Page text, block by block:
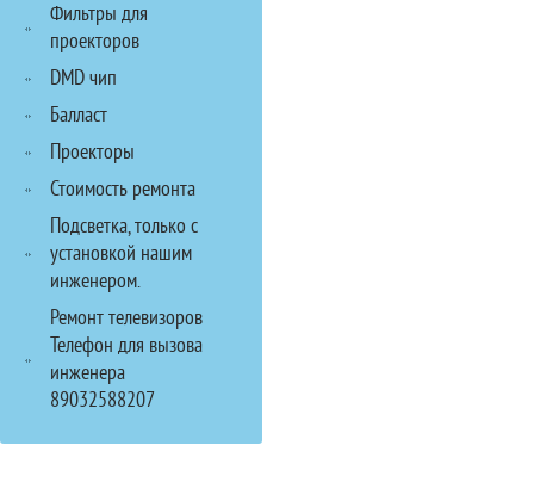
Фильтры для
проекторов
DMD чип
Балласт
Проекторы
Стоимость ремонта
Подсветка, только с
установкой нашим
инженером.
Ремонт телевизоров
Телефон для вызова
инженера
89032588207